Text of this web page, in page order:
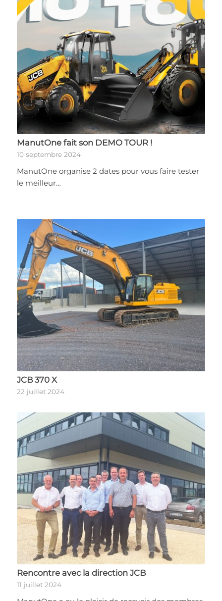
ManutOne fait son DEMO TOUR !
10 septembre 2024
ManutOne organise 2 dates pour vous faire tester
le meilleur…
JCB 370 X
22 juillet 2024
Rencontre avec la direction JCB
11 juillet 2024